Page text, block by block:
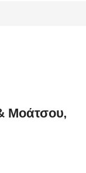
Μοάτσου,